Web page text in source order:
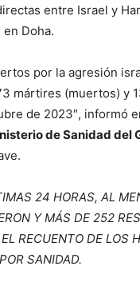
entre Israel y
Doha.
por la agresión
mártires (muertos) y
de 2023″, informó
de Sanidad del
24 HORAS, AL
Y MÁS DE 252
RECUENTO DE LOS
SANIDAD.